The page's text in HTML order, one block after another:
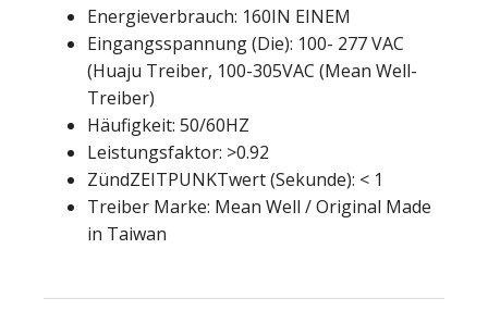
Energieverbrauch: 160IN EINEM
Eingangsspannung (Die): 100- 277 VAC
(Huaju Treiber, 100-305VAC (Mean Well-
Treiber)
Häufigkeit: 50/60HZ
Leistungsfaktor: >0.92
ZündZEITPUNKTwert (Sekunde): < 1
Treiber Marke: Mean Well / Original Made
in Taiwan